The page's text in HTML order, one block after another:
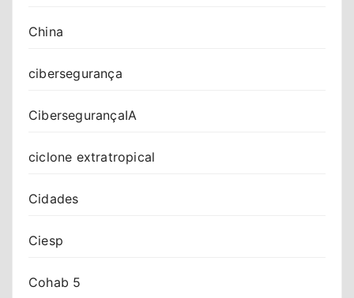
China
cibersegurança
CibersegurançaIA
ciclone extratropical
Cidades
Ciesp
Cohab 5